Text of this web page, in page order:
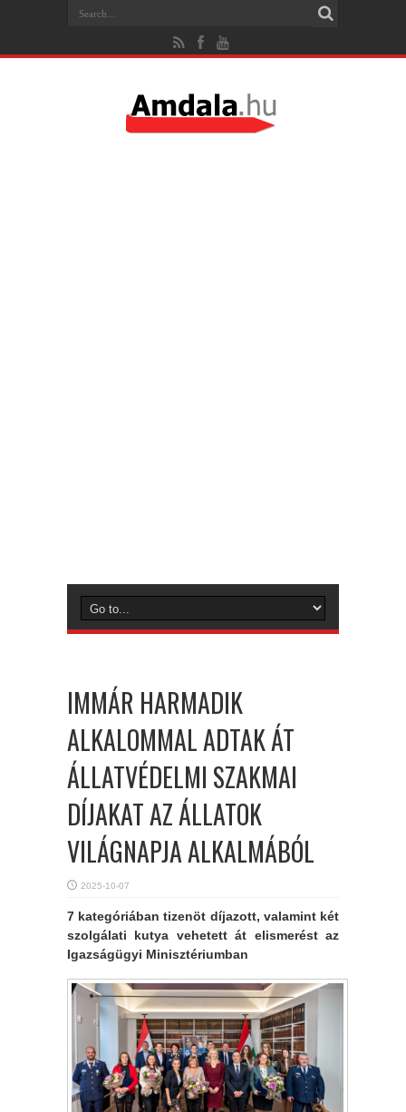
IMMÁR HARMADIK
ALKALOMMAL ADTAK ÁT
ÁLLATVÉDELMI SZAKMAI
DÍJAKAT AZ ÁLLATOK
VILÁGNAPJA ALKALMÁBÓL
2025-10-07
7 kategóriában tizenöt díjazott, valamint két
szolgálati kutya vehetett át elismerést az
Igazságügyi Minisztériumban